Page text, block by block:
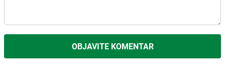
OBJAVITE KOMENTAR